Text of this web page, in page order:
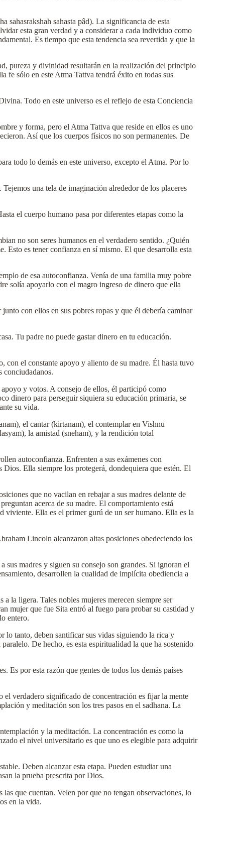
sahasrakshah sahasta pâd). La significancia de esta
esta gran verdad y a considerar a cada individuo como
Es tiempo que esta tendencia sea revertida y que la
pureza y divinidad resultarán en la realización del principio
fe sólo en este Atma Tattva tendrá éxito en todas sus
Todo en este universo es el reflejo de esta Conciencia
y forma, pero el Atma Tattva que reside en ellos es uno
Así que los cuerpos físicos no son permanentes. De
todo lo demás en este universo, excepto el Atma. Por lo
una tela de imaginación alrededor de los placeres
el cuerpo humano pasa por diferentes etapas como la
no son seres humanos en el verdadero sentido. ¿Quién
Esto es tener confianza en sí mismo. El que desarrolla esta
de esa autoconfianza. Venía de una familia muy pobre
solía apoyarlo con el magro ingreso de dinero que ella
con ellos en sus pobres ropas y que él debería caminar
Tu padre no puede gastar dinero en tu educación.
con el constante apoyo y aliento de su madre. Él hasta tuvo
conciudadanos.
y votos. A consejo de ellos, él participó como
dinero para perseguir siquiera su educación primaria, se
su vida.
el cantar (kirtanam), el contemplar en Vishnu
la amistad (sneham), y la rendición total
autoconfianza. Enfrenten a sus exámenes con
Ella siempre los protegerá, dondequiera que estén. El
que no vacilan en rebajar a sus madres delante de
acerca de su madre. El comportamiento está
viviente. Ella es el primer gurú de un ser humano. Ella es la
Lincoln alcanzaron altas posiciones obedeciendo los
sus madres y siguen su consejo son grandes. Si ignoran el
desarrollen la cualidad de implícita obediencia a
la ligera. Tales nobles mujeres merecen siempre ser
mujer que fue Sita entró al fuego para probar su castidad y
entero.
lo tanto, deben santificar sus vidas siguiendo la rica y
De hecho, es esta espiritualidad la que ha sostenido
Es por esta razón que gentes de todos los demás países
el verdadero significado de concentración es fijar la mente
y meditación son los tres pasos en el sadhana. La
y la meditación. La concentración es como la
el nivel universitario es que uno es elegible para adquirir
Deben alcanzar esta etapa. Pueden estudiar una
la prueba prescrita por Dios.
que cuentan. Velen por que no tengan observaciones, lo
en la vida.